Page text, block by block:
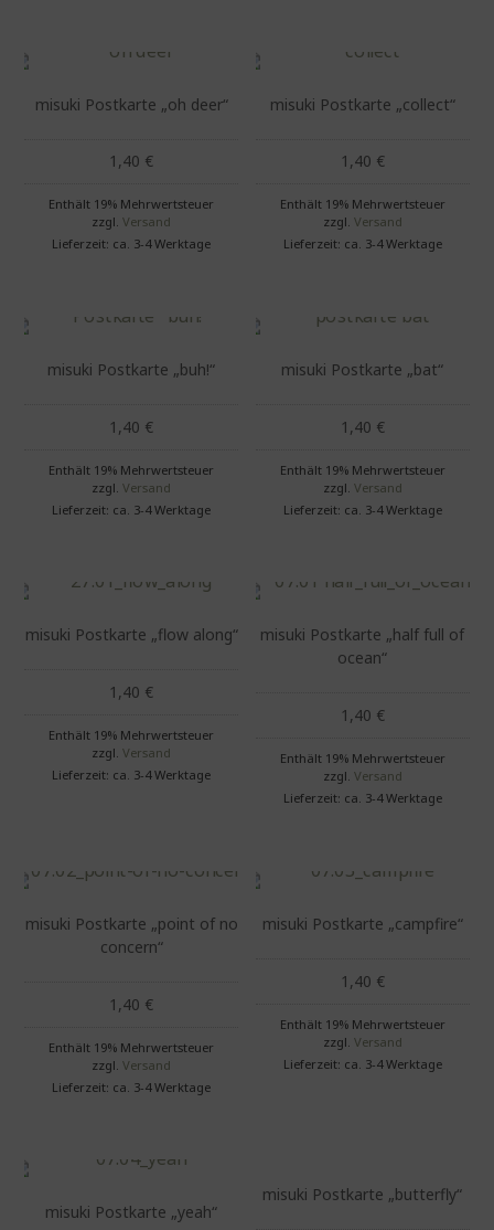
misuki Postkarte „oh deer“
1,40 €
Enthält 19% Mehrwertsteuer
zzgl.Versand
Lieferzeit: ca. 3-4 Werktage
misuki Postkarte „collect“
1,40 €
Enthält 19% Mehrwertsteuer
zzgl. Versand
Lieferzeit: ca. 3-4 Werktage
misuki Postkarte „buh!“
1,40 €
Enthält 19% Mehrwertsteuer
zzgl.Versand
Lieferzeit: ca. 3-4 Werktage
misuki Postkarte „bat“
1,40 €
Enthält 19% Mehrwertsteuer
zzgl. Versand
Lieferzeit: ca. 3-4 Werktage
misuki Postkarte „flow along“
1,40 €
Enthält 19% Mehrwertsteuer
zzgl.Versand
Lieferzeit: ca. 3-4 Werktage
misuki Postkarte „half full of
ocean“
1,40 €
Enthält 19% Mehrwertsteuer
zzgl. Versand
Lieferzeit: ca. 3-4 Werktage
misuki Postkarte „point of no
concern“
1,40 €
Enthält 19% Mehrwertsteuer
zzgl.Versand
Lieferzeit: ca. 3-4 Werktage
misuki Postkarte „campfire“
1,40 €
Enthält 19% Mehrwertsteuer
zzgl. Versand
Lieferzeit: ca. 3-4 Werktage
misuki Postkarte „yeah“
misuki Postkarte „butterfly“